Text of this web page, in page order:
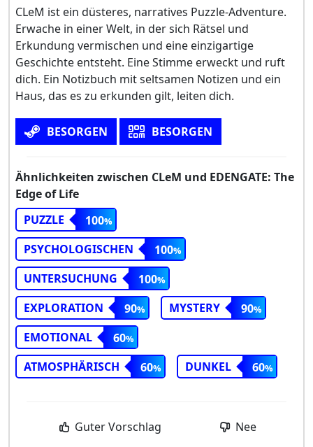
CLeM ist ein düsteres, narratives Puzzle-Adventure.
Erwache in einer Welt, in der sich Rätsel und
Erkundung vermischen und eine einzigartige
Geschichte entsteht. Eine Stimme erweckt und ruft
dich. Ein Notizbuch mit seltsamen Notizen und ein
Haus, das es zu erkunden gilt, leiten dich.
BESORGEN BESORGEN
Ähnlichkeiten zwischen CLeM und EDENGATE: The
Edge of Life
PUZZLE
100
PSYCHOLOGISCHEN
100
UNTERSUCHUNG
100
EXPLORATION
90 MYSTERY
90
EMOTIONAL
60
ATMOSPHÄRISCH
60 DUNKEL 60
Guter Vorschlag Nee